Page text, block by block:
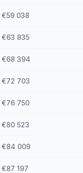
€59 038
€63 835
€68 394
€72 703
€76 750
€80 523
€84 009
€87 197